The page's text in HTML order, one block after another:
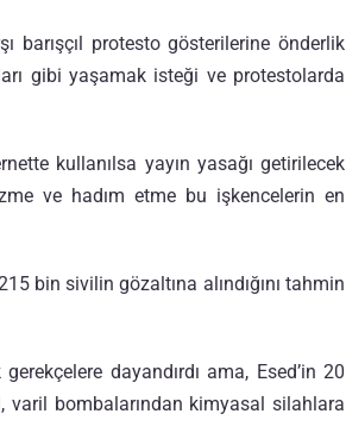
barışçıl protesto gösterilerine önderlik
gibi yaşamak isteği ve protestolarda
kullanılsa yayın yasağı getirilecek
ve hadım etme bu işkencelerin en
bin sivilin gözaltına alındığını tahmin
dayandırdı ama, Esed’in 20
varil bombalarından kimyasal silahlara